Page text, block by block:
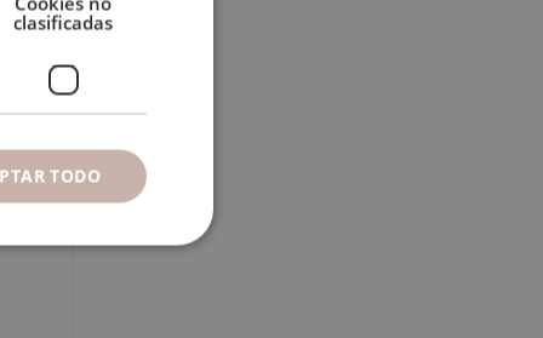
clasificadas
TODO